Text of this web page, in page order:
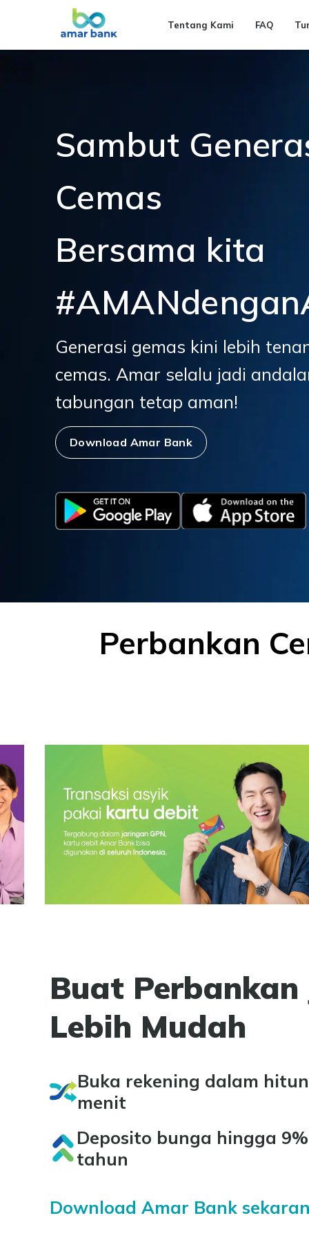
Tentang Kami FAQ
Sambut
Cemas
Bersama kita
Generasi gemas kini lebih
cemas. Amar selalu jadi
tabungan tetap aman!
Download Amar Bank
Perbankan
Buat Perbankan
Lebih Mudah
Buka rekening dalam
menit
Deposito bunga hingga
tahun
Download Amar Bank